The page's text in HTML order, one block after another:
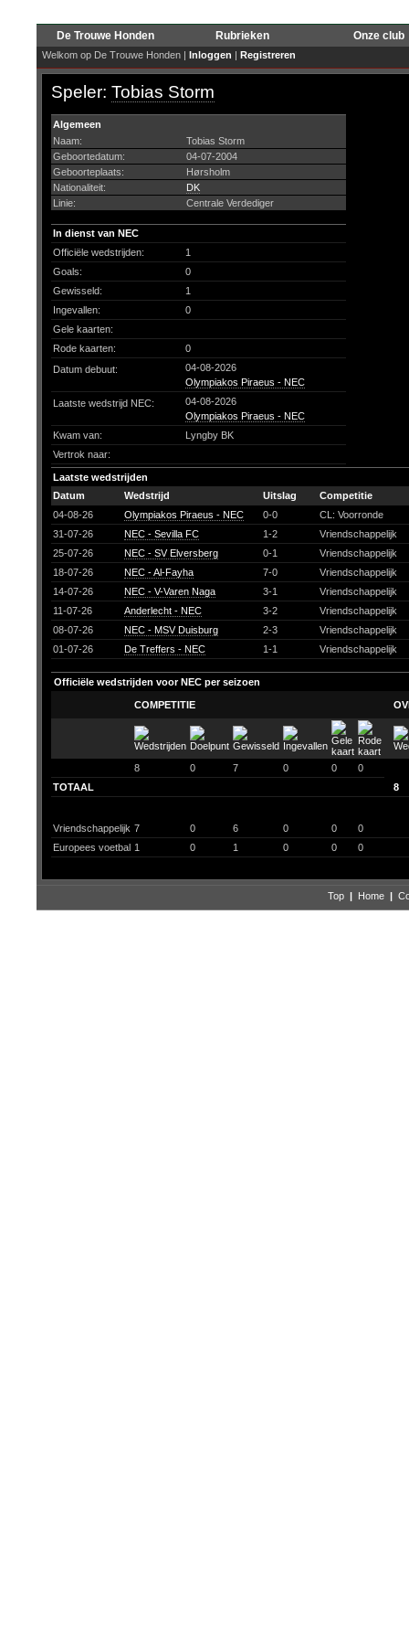
De Trouwe Honden Rubrieken Onze club
Welkom op De Trouwe Honden | Inloggen | Registreren
Speler: Tobias Storm
Algemeen
Naam:
Tobias Storm
Geboortedatum:
04-07-2004
Geboorteplaats:
Hørsholm
Nationaliteit:
DK
Linie:
Centrale Verdediger
In dienst van NEC
Officiële wedstrijden:
1
Goals:
0
Gewisseld:
1
Ingevallen:
0
Gele kaarten:
Rode kaarten:
0
Datum debuut:
04-08-2026
Olympiakos Piraeus - NEC
Laatste wedstrijd NEC:
04-08-2026
Olympiakos Piraeus - NEC
Kwam van:
Lyngby BK
Vertrok naar:
Laatste wedstrijden
Datum
Wedstrijd Uitslag
Competitie
04-08-26
Olympiakos Piraeus - NEC 0-0
CL: Voorronde
31-07-26
NEC - Sevilla FC 1-2
Vriendschappelijk
25-07-26
NEC - SV Elversberg 0-1
Vriendschappelijk
18-07-26
NEC - Al-Fayha 7-0
Vriendschappelijk
14-07-26
NEC - V-Varen Naga 3-1
Vriendschappelijk
11-07-26
Anderlecht - NEC 3-2
Vriendschappelijk
08-07-26
NEC - MSV Duisburg 2-3
Vriendschappelijk
01-07-26
De Treffers - NEC 1-1 Vriendschappelijk
Officiële wedstrijden voor NEC per seizoen
COMPETITIE
8 0 7 0 0
0
TOTAAL
8
Vriendschappelijk 7 0 6 0 0
0
Europees voetbal 1 0 1 0 0 0
Top | Home |